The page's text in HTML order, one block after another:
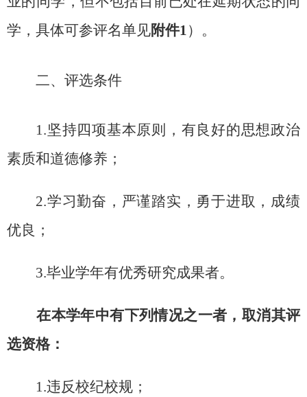
学，具体可参评名单见附件1）。
二、评选条件
1.坚持四项基本原则，有良好的思想政治
素质和道德修养；
2.学习勤奋，严谨踏实，勇于进取，成绩
优良；
3.毕业学年有优秀研究成果者。
在本学年中有下列情况之一者，取消其评
选资格：
1.违反校纪校规；